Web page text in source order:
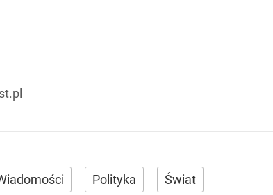
Polityka Świat